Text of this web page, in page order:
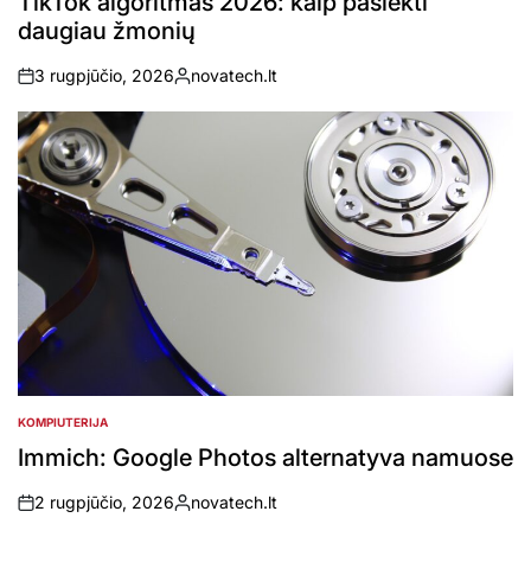
daugiau žmonių
on
3 rugpjūčio, 2026
Posted
by
novatech.lt
POSTED
IN
KOMPIUTERIJA
Immich: Google Photos alternatyva namuose
on
2 rugpjūčio, 2026
Posted
novatech.lt